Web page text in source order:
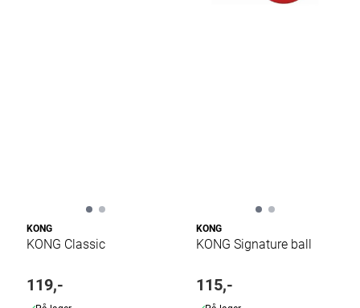
KONG
KONG Classic
119,-
KONG
KONG Signature ball
115,-